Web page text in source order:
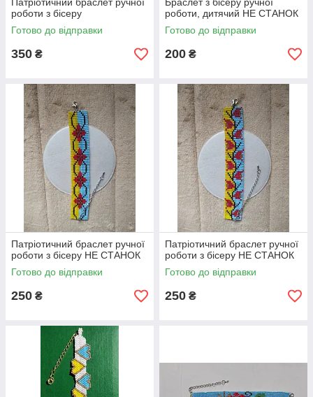
роботи з бісеру
Готово до відправки
350 ₴
роботи, дитячий НЕ СТАНОК
Готово до відправки
200 ₴
Патріотичний браслет ручної
роботи з бісеру НЕ СТАНОК
Готово до відправки
250 ₴
Патріотичний браслет ручної
роботи з бісеру НЕ СТАНОК
Готово до відправки
250 ₴